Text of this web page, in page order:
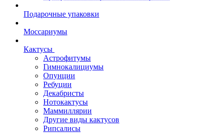
Подарочные упаковки
Моссариумы
Кактусы
Астрофитумы
Гимнокалициумы
Опунции
Ребуции
Декабристы
Нотокактусы
Маммиллярии
Другие виды кактусов
Рипсалисы